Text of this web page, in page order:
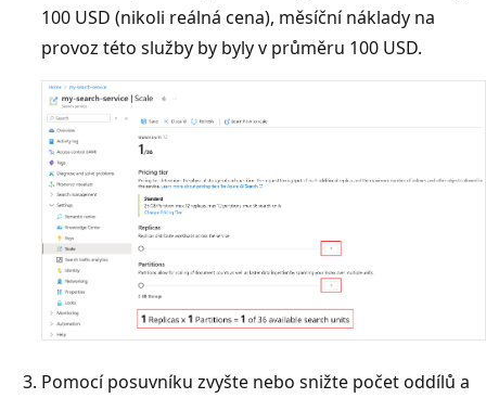
100 USD (nikoli reálná cena), měsíční náklady na
provoz této služby by byly v průměru 100 USD.
Pomocí posuvníku zvyšte nebo snižte počet oddílů a